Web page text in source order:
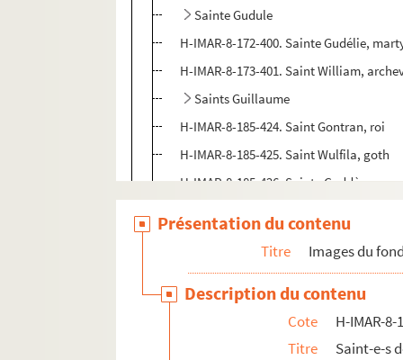
Sainte Gudule
H-IMAR-8-172-400. Sainte Gudélie,
H-IMAR-8-173-401. Saint William,
Saints Guillaume
H-IMAR-8-185-424. Saint Gontran, roi
H-IMAR-8-185-425. Saint Wulfila, goth
H-IMAR-8-185-426. Sainte Guddène
H-IMAR-8-188-430. Saint Guidon
H-IMAR-8-188-431. Saint Guidon
H-IMAR-8-189-432. Sainte Guiborat
Présentation du contenu
Titre Images du
Description du contenu
Cote
H-IMAR-8-
Titre
Saint-e-s